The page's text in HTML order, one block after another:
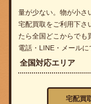
量が少ない。物が小さ
宅配買取をご利用下さ
たら全国どこからでも
電話・LINE・メールに
全国対応エリア
宅配買